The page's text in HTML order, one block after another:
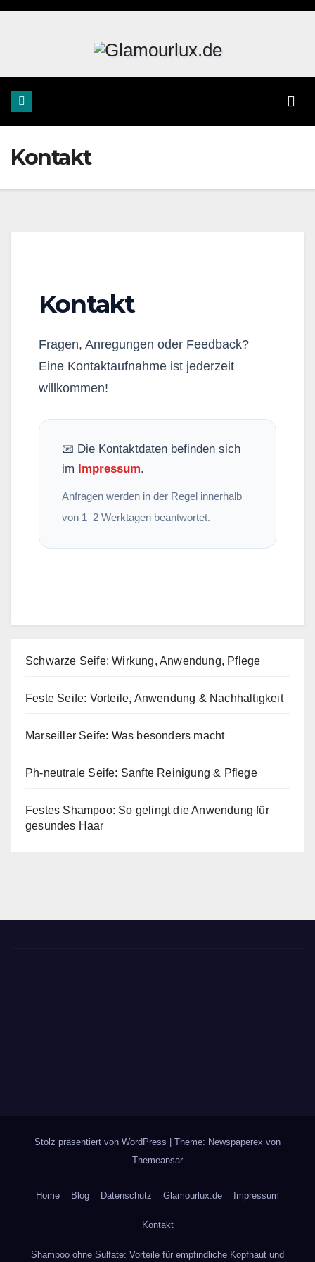
Zum
Kontakt
Kontakt
Fragen, Anregungen oder Feedback?
Eine Kontaktaufnahme ist jederzeit
willkommen!
📧 Die Kontaktdaten befinden sich
im Impressum.
Anfragen werden in der Regel innerhalb
von 1–2 Werktagen beantwortet.
Schwarze Seife: Wirkung, Anwendung, Pflege
Feste Seife: Vorteile, Anwendung & Nachhaltigkeit
Marseiller Seife: Was besonders macht
Ph-neutrale Seife: Sanfte Reinigung & Pflege
Festes Shampoo: So gelingt die Anwendung für
gesundes Haar
Stolz präsentiert von WordPress
Theme: Newspaperex von
Themeansar
Home Blog Datenschutz Glamourlux.de Impressum
Kontakt
Shampoo ohne Sulfate: Vorteile für empfindliche Kopfhaut und